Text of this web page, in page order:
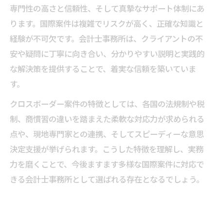
専門性の高さと信頼性、そして真摯なサポート体制にあ
ります。国際案件は複雑でリスクが高く、正確な知識と
経験が不可欠です。会計士事務所は、クライアントの不
安や疑問に丁寧に向き合い、分かりやすい説明と実践的
な解決策を提供することで、着実な信頼を築いていま
す。
クロスボーダー案件の特徴としては、各国の法規制や税
制、商慣習の違いを踏まえた柔軟な対応力が求められる
点や、現地専門家との連携、そしてスピーディーな意思
決定支援が挙げられます。こうした特徴を理解し、実務
力を磨くことで、今後ますます多様な国際案件に対応で
きる会計士事務所として選ばれる存在となるでしょう。